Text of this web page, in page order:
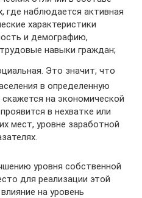
где наблюдается активная
характеристики
и демографию,
навыки граждан;
Это значит, что
в определенную
на экономической
в нехватке или
мест, уровне заработной
уровня собственной
для реализации этой
на уровень